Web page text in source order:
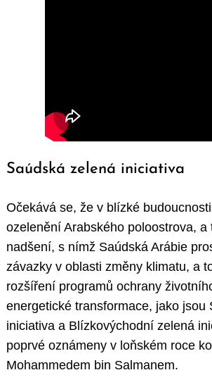
Saúdská zelená iniciativa
Očekává se, že v blízké
ozelenění Arabského poloostrova, a
nadšení, s nímž Saúdská Arábie
závazky v oblasti změny klimatu, a
rozšíření programů ochrany
energetické transformace, jako jsou
iniciativa a Blízkovýchodní zelená
poprvé oznámeny v loňském roce
Mohammedem bin Salmanem.